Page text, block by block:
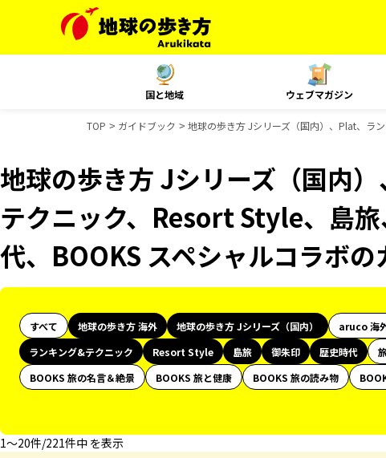
国と地域 ウェブマガジン
TOP ガイドブック 地球の歩き方 Jシリーズ（国内）、Plat、ラ
地球の歩き方 Jシリーズ（国内
テクニック、Resort Style、島
代、BOOKS スペシャルコラボ
すべて 地球の歩き方 海外 地球の歩き方 Jシリーズ（国内） aruco 海
ランキング&テクニック
Resort Style 島旅 御朱印 歴史時代
BOOKS 旅の名言＆絶景
BOOKS 旅と健康 BOOKS 旅の読み物
1〜20件/221件中 を表示